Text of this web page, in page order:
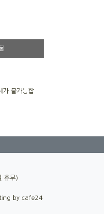
가 불가능합
휴무)
by cafe24